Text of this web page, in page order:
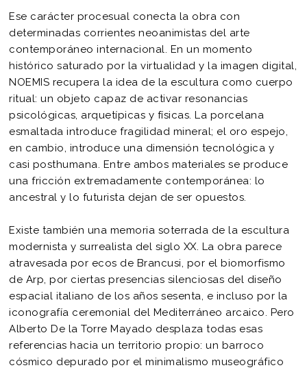
Ese carácter procesual conecta la obra con
determinadas corrientes neoanimistas del arte
contemporáneo internacional. En un momento
histórico saturado por la virtualidad y la imagen digital,
NOEMIS recupera la idea de la escultura como cuerpo
ritual: un objeto capaz de activar resonancias
psicológicas, arquetípicas y físicas. La porcelana
esmaltada introduce fragilidad mineral; el oro espejo,
en cambio, introduce una dimensión tecnológica y
casi posthumana. Entre ambos materiales se produce
una fricción extremadamente contemporánea: lo
ancestral y lo futurista dejan de ser opuestos.
Existe también una memoria soterrada de la escultura
modernista y surrealista del siglo XX. La obra parece
atravesada por ecos de Brancusi, por el biomorfismo
de Arp, por ciertas presencias silenciosas del diseño
espacial italiano de los años sesenta, e incluso por la
iconografía ceremonial del Mediterráneo arcaico. Pero
Alberto De la Torre Mayado desplaza todas esas
referencias hacia un territorio propio: un barroco
cósmico depurado por el minimalismo museográfico